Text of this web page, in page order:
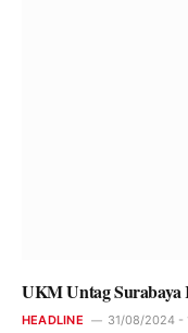
UKM Untag Surabaya
HEADLINE 31/08/2024 -